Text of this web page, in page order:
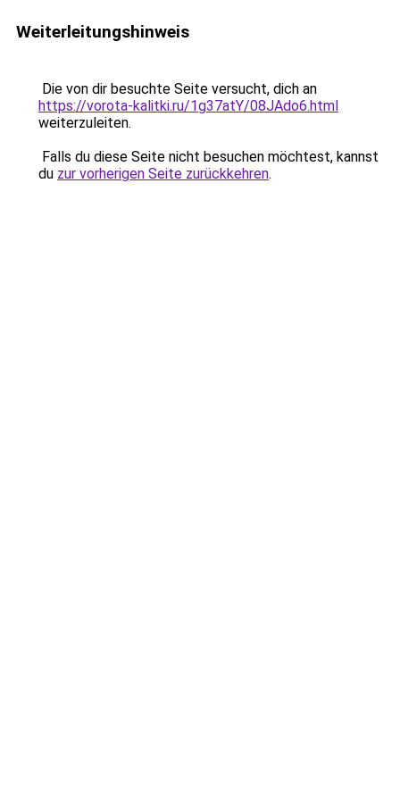
Weiterleitungshinweis
Die von dir besuchte Seite versucht, dich an
https://vorota-kalitki.ru/1g37atY/08JAdo6.html
weiterzuleiten.
Falls du diese Seite nicht besuchen möchtest, kannst
du zur vorherigen Seite zurückkehren.